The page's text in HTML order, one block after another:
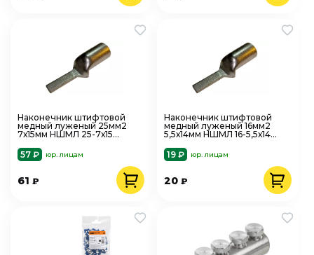
Наконечник штифтовой
медный луженый 25мм2
7х15мм НШМЛ 25-7х15
NSML-25-7х15
57 ₽ юр. лицам
61 ₽
Наконечник штифтовой
медный луженый 16мм2
5,5х14мм НШМЛ 16-5,5х14
NSML-16-5,5х14
19 ₽ юр. лицам
20₽